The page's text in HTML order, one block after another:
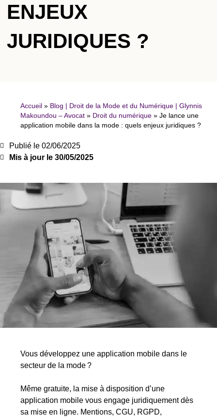
ENJEUX
JURIDIQUES ?
Accueil » Blog | Droit de la Mode et du Numérique | Glynnis
Makoundou – Avocat » Droit du numérique » Je lance une
application mobile dans la mode : quels enjeux juridiques ?
Publié le 02/06/2025
Mis à jour le 30/05/2025
Vous développez une application mobile dans le
secteur de la mode ?
Même gratuite, la mise à disposition d’une
application mobile vous engage juridiquement dès
sa mise en ligne. Mentions, CGU, RGPD,